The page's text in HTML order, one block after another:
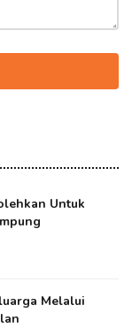
Untuk
Melalui